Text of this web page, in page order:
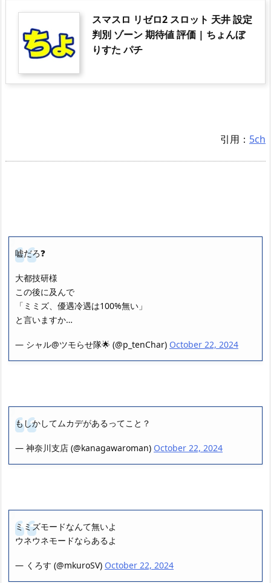
スマスロ リゼロ2 スロット 天井 設定
判別 ゾーン 期待値 評価 | ちょんぼ
りすた パチ
引用： 5ch
嘘だろ❓
大都技研様
この後に及んで
「ミミズ、優遇冷遇は100%無い」
と言いますか…
— シャル@ツモらせ隊🌟 (@p_tenChar) October 22, 2024
もしかしてムカデがあるってこと？
— 神奈川支店 (@kanagawaroman) October 22, 2024
ミミズモードなんて無いよ
ウネウネモードならあるよ
— くろす (@mkuroSV) October 22, 2024